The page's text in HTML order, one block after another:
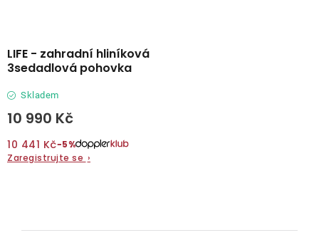
LIFE - zahradní hliníková
3sedadlová pohovka
Skladem
10 990 Kč
10 441 Kč−5%
Zaregistrujte se ›